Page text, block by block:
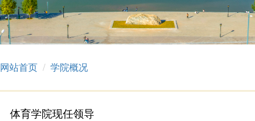
网站首页 学院概况
体育学院现任领导